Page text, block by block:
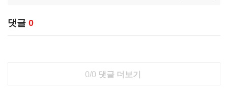
댓글 0
0/0 댓글 더보기